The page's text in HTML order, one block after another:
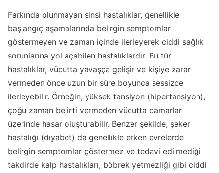
Farkında olunmayan sinsi hastalıklar, genellikle
başlangıç aşamalarında belirgin semptomlar
göstermeyen ve zaman içinde ilerleyerek ciddi sağlık
sorunlarına yol açabilen hastalıklardır. Bu tür
hastalıklar, vücutta yavaşça gelişir ve kişiye zarar
vermeden önce uzun bir süre boyunca sessizce
ilerleyebilir. Örneğin, yüksek tansiyon (hipertansiyon),
çoğu zaman belirti vermeden vücutta damarlar
üzerinde hasar oluşturabilir. Benzer şekilde, şeker
hastalığı (diyabet) da genellikle erken evrelerde
belirgin semptomlar göstermez ve tedavi edilmediği
takdirde kalp hastalıkları, böbrek yetmezliği gibi ciddi